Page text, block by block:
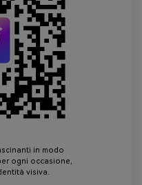
in modo
ogni occasione,
visiva.